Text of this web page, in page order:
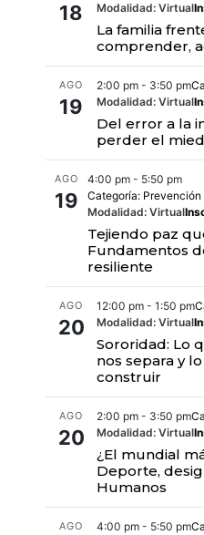
18 Modalidad: Virtual
La familia
comprender,
AGO
19
2:00 pm - 3:50 pm
Modalidad: Virtual
Del error a la
perder el
AGO
19
4:00 pm - 5:50 pm
Categoría:
Modalidad: Virtual
Tejiendo paz
Fundamentos
resiliente
AGO
20
12:00 pm - 1:50 pm
Modalidad: Virtual
Sororidad: Lo
nos separa y
construir
AGO
20
2:00 pm - 3:50 pm
Modalidad: Virtual
¿El mundial
Deporte,
Humanos
AGO 4:00 pm - 5:50 pm